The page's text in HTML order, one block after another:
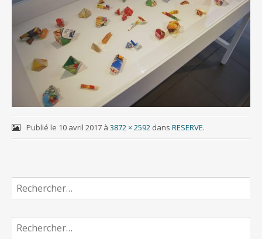
Publié le 10 avril 2017à 3872 × 2592dans RESERVE.